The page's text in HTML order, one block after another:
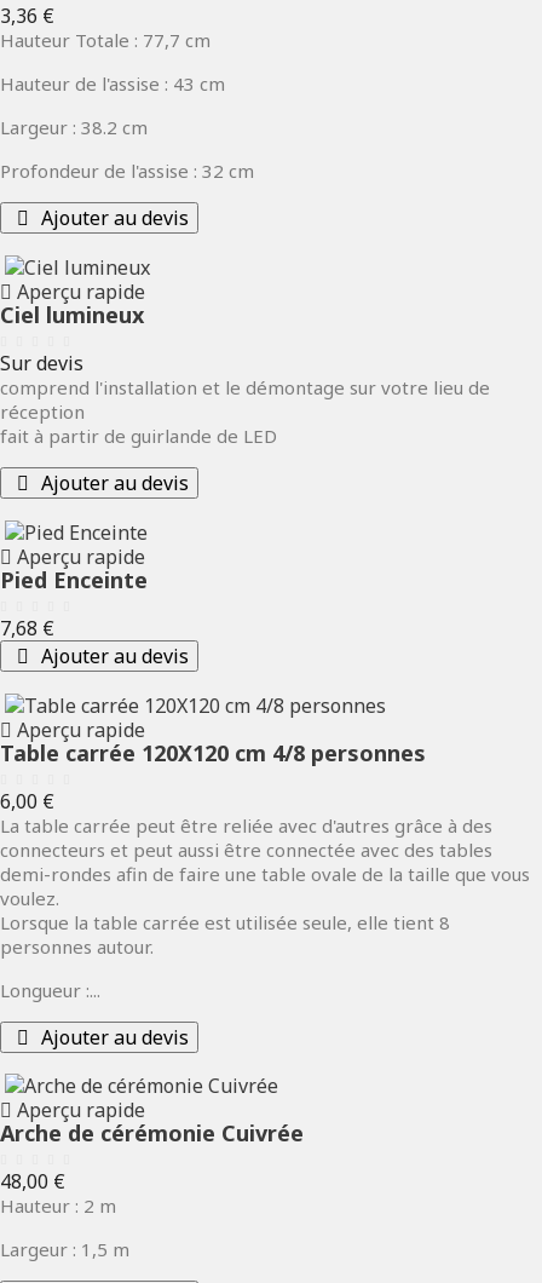
Prix
3,36 €
Hauteur Totale : 77,7 cm
Hauteur de l'assise : 43 cm
Largeur : 38.2 cm
Profondeur de l'assise : 32 cm
Ajouter au devis
Aperçu rapide
Ciel lumineux
Prix
Sur devis
comprend l'installation et le démontage sur votre lieu de
réception
fait à partir de guirlande de LED
Ajouter au devis
Aperçu rapide
Pied Enceinte
Prix
7,68 €
Ajouter au devis
Aperçu rapide
Table carrée 120X120 cm 4/8 personnes
Prix
6,00 €
La table carrée peut être reliée avec d'autres grâce à des
connecteurs et peut aussi être connectée avec des tables
demi-rondes afin de faire une table ovale de la taille que vous
voulez.
Lorsque la table carrée est utilisée seule, elle tient 8
personnes autour.
Longueur :...
Ajouter au devis
Aperçu rapide
Arche de cérémonie Cuivrée
Prix
48,00 €
Hauteur : 2 m
Largeur : 1,5 m